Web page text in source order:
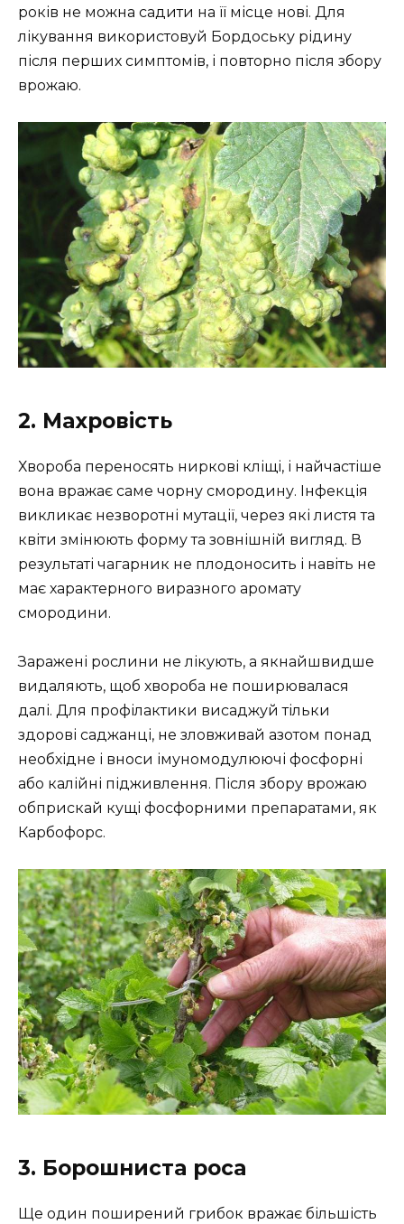
років не можна садити на її місце нові. Для
лікування використовуй Бордоську рідину
після перших симптомів, і повторно після збору
врожаю.
2. Махровість
Хвороба переносять ниркові кліщі, і найчастіше
вона вражає саме чорну смородину. Інфекція
викликає незворотні мутації, через які листя та
квіти змінюють форму та зовнішній вигляд. В
результаті чагарник не плодоносить і навіть не
має характерного виразного аромату
смородини.
Заражені рослини не лікують, а якнайшвидше
видаляють, щоб хвороба не поширювалася
далі. Для профілактики висаджуй тільки
здорові саджанці, не зловживай азотом понад
необхідне і вноси імуномодулюючі фосфорні
або калійні підживлення. Після збору врожаю
обприскай кущі фосфорними препаратами, як
Карбофорс.
3. Борошниста роса
Ще один поширений грибок вражає більшість